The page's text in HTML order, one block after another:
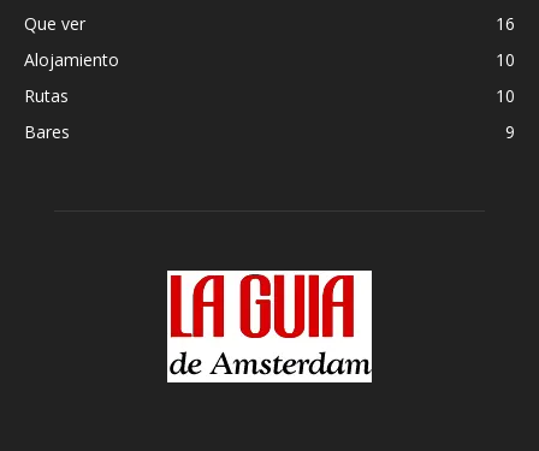
Que ver
16
Alojamiento
10
Rutas
10
Bares
9